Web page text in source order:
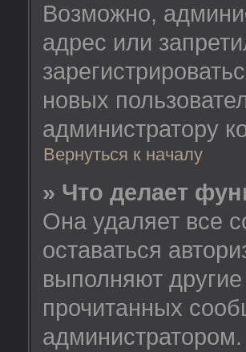
Возможно,
адрес или
новых
администратору
Вернуться к началу
» Что делает
Она удаляет все
оставаться
выполняют
прочитанных